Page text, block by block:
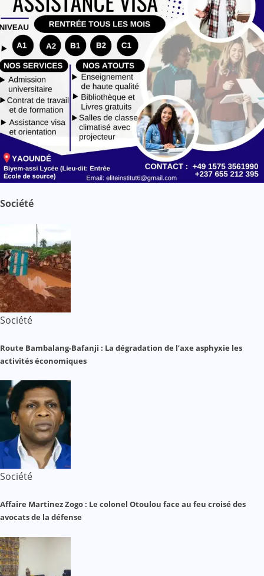
Société
Société
Route Bambalang-Bafanji : La dégradation de l’axe asphyxie les
activités économiques
Société
Affaire Martinez Zogo : Le colonel Otoulou face au feu croisé des
avocats de la défense